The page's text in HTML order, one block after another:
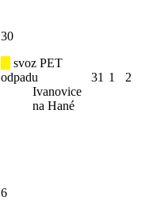
30
svoz PET
odpadu
Ivanovice
na Hané
31 1 2
6